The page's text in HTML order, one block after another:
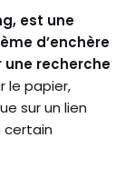
est une
d’enchère
une recherche
le papier,
sur un lien
certain